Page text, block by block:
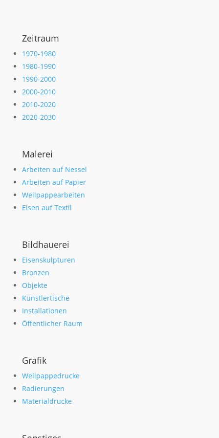
Zeitraum
1970-1980
1980-1990
1990-2000
2000-2010
2010-2020
2020-2030
Malerei
Arbeiten auf Nessel
Arbeiten auf Papier
Wellpappearbeiten
Eisen auf Textil
Bildhauerei
Eisenskulpturen
Bronzen
Objekte
Künstlertische
Installationen
Öffentlicher Raum
Grafik
Wellpappedrucke
Radierungen
Materialdrucke